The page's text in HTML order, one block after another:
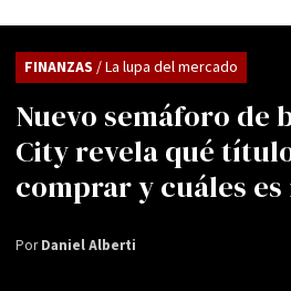
Nuevo semáforo de
City revela qué
comprar y cuáles
FINANZAS / La lupa del mercado
PorDaniel Alberti